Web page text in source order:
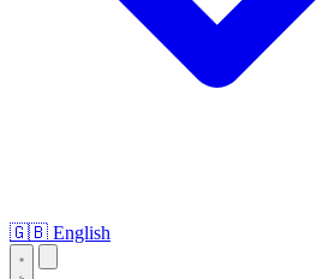
🇬🇧 English